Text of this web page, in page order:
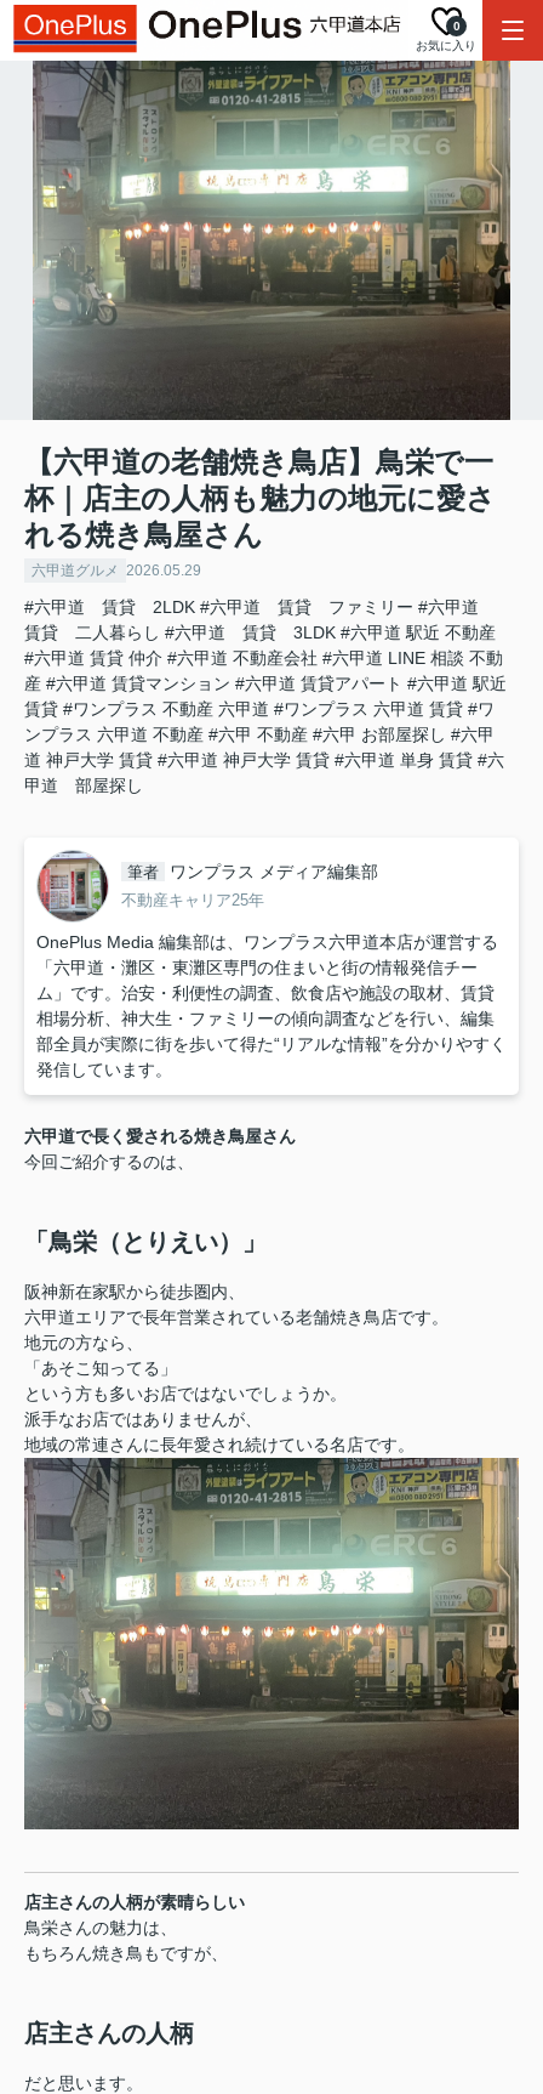
お気に入り
0
【六甲道の老舗焼き鳥店】鳥栄で一
杯｜店主の人柄も魅力の地元に愛さ
れる焼き鳥屋さん
六甲道グルメ 2026.05.29
#六甲道 賃貸 2LDK #六甲道 賃貸 ファミリー #六甲道
賃貸 二人暮らし #六甲道 賃貸 3LDK #六甲道 駅近 不動産
#六甲道 賃貸 仲介 #六甲道 不動産会社 #六甲道 LINE 相談 不動
産 #六甲道 賃貸マンション #六甲道 賃貸アパート #六甲道 駅近
賃貸 #ワンプラス 不動産 六甲道 #ワンプラス 六甲道 賃貸 #ワ
ンプラス 六甲道 不動産 #六甲 不動産 #六甲 お部屋探し #六甲
道 神戸大学 賃貸 #六甲道 神戸大学 賃貸 #六甲道 単身 賃貸 #六
甲道 部屋探し
筆者 ワンプラス メディア編集部
不動産キャリア25年
OnePlus Media 編集部は、ワンプラス六甲道本店が運営する
「六甲道・灘区・東灘区専門の住まいと街の情報発信チー
ム」です。治安・利便性の調査、飲食店や施設の取材、賃貸
相場分析、神大生・ファミリーの傾向調査などを行い、編集
部全員が実際に街を歩いて得た“リアルな情報”を分かりやすく
発信しています。
六甲道で長く愛される焼き鳥屋さん
今回ご紹介するのは、
「鳥栄（とりえい）」
阪神新在家駅から徒歩圏内、
六甲道エリアで長年営業されている老舗焼き鳥店です。
地元の方なら、
「あそこ知ってる」
という方も多いお店ではないでしょうか。
派手なお店ではありませんが、
地域の常連さんに長年愛され続けている名店です。
店主さんの人柄が素晴らしい
鳥栄さんの魅力は、
もちろん焼き鳥もですが、
店主さんの人柄
だと思います。